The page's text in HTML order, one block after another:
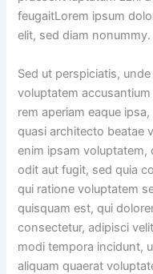
feugaitLorem ipsum
elit, sed diam nonummy.
Sed ut perspiciatis,
voluptatem
rem aperiam eaque
quasi architecto beatae
enim ipsam voluptatem,
odit aut fugit, sed quia
qui ratione voluptatem
quisquam est, qui
consectetur, adipisci
modi tempora incidunt,
aliquam quaerat